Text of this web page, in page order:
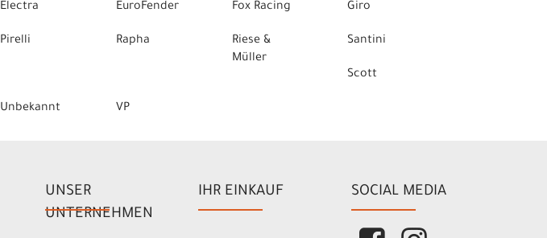
Electra EuroFender Fox Racing Giro
Pirelli Rapha
Riese &
Müller
Santini
Scott
Unbekannt VP
UNSER
UNTERNEHMEN
IHR EINKAUF SOCIAL MEDIA